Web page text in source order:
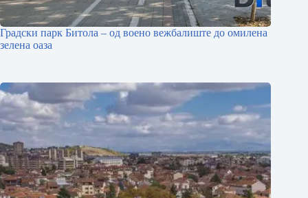
Градски парк Битола – од воено вежбалиште до омилена
зелена оаза